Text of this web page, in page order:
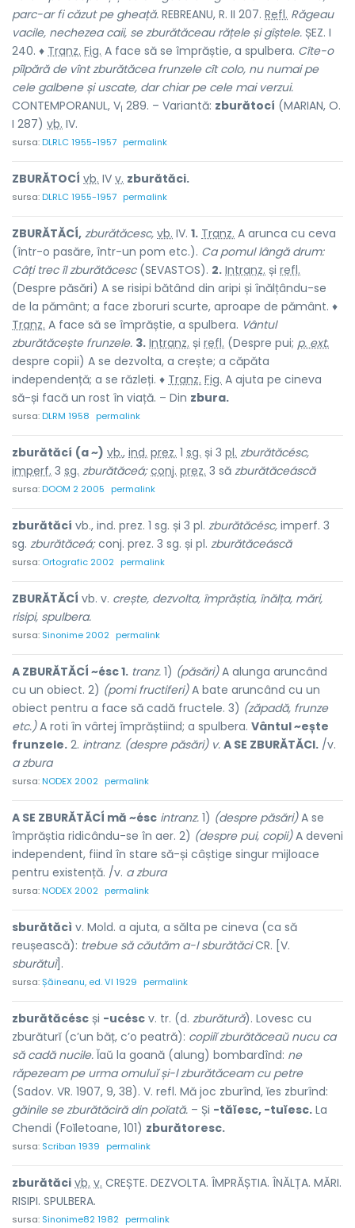
parc-ar fi căzut pe gheață. REBREANU, R. II 207. Refl. Răgeau
vacile, nechezea caii, se zburătăceau rățele și gîștele. ȘEZ. I
240. ♦ Tranz. Fig. A face să se împrăștie, a spulbera. Cîte-o
pîlpără de vînt zburătăcea frunzele cît colo, nu numai pe
cele galbene și uscate, dar chiar pe cele mai verzui.
CONTEMPORANUL, VI 289. – Variantă: zburătocí (MARIAN, O.
I 287) vb. IV.
sursa:DLRLC 1955-1957 permalink
ZBURĂTOCÍ vb. IV v. zburătăci.
sursa:DLRLC 1955-1957 permalink
ZBURĂTĂCÍ, zburătăcesc, vb. IV. 1. Tranz. A arunca cu ceva
(într-o pasăre, într-un pom etc.). Ca pomul lângă drum:
Câți trec îl zburătăcesc(SEVASTOS). 2. Intranz. și refl.
(Despre păsări) A se risipi bătând din aripi și înălțându-se
de la pământ; a face zboruri scurte, aproape de pământ. ♦
Tranz. A face să se împrăștie, a spulbera. Vântul
zburătăcește frunzele. 3. Intranz. și refl. (Despre pui; p. ext.
despre copii) A se dezvolta, a crește; a căpăta
independență; a se răzleți. ♦ Tranz. Fig. A ajuta pe cineva
să-și facă un rost în viață. – Din zbura.
sursa:DLRM 1958 permalink
zburătăcí (a ~) vb., ind. prez. 1 sg. și 3 pl. zburătăcésc,
imperf. 3 sg. zburătăceá; conj. prez. 3 să zburătăceáscă
sursa:DOOM 2 2005 permalink
zburătăcí vb., ind. prez. 1 sg. și 3 pl. zburătăcésc, imperf. 3
sg. zburătăceá;conj. prez. 3 sg. și pl. zburătăceáscă
sursa: Ortografic 2002 permalink
ZBURĂTĂCÍ vb. v. crește, dezvolta, împrăștia, înălța, mări,
risipi, spulbera.
sursa: Sinonime 2002 permalink
A ZBURĂTĂCÍ ~ésc 1. tranz. 1) (păsări)A alunga aruncând
cu un obiect. 2) (pomi fructiferi)A bate aruncând cu un
obiect pentru a face să cadă fructele. 3) (zăpadă, frunze
etc.)A roti în vârtej împrăștiind; a spulbera. Vântul ~ește
frunzele. 2. intranz. (despre păsări) v. A SE ZBURĂTĂCI. /v.
a zbura
sursa:NODEX 2002 permalink
A SE ZBURĂTĂCÍ mă ~ésc intranz. 1) (despre păsări)A se
împrăștia ridicându-se în aer. 2) (despre pui, copii)A deveni
independent, fiind în stare să-și câștige singur mijloace
pentru existență. /v. a zbura
sursa:NODEX 2002 permalink
sburătăcì v. Mold. a ajuta, a sălta pe cineva (ca să
reușească): trebue să căutăm a-l sburătăciCR. [V.
sburătuì].
sursa:Șăineanu, ed. VI 1929 permalink
zburătăcésc și -ucésc v. tr. (d. zburătură). Lovesc cu
zburăturĭ (c’un băț, c’o peatră): copiiĭ zburătăceaŭ nucu ca
să cadă nucile. Ĭaŭ la goană (alung) bombardînd: ne
răpezeam pe urma omuluĭ și-l zburătăceam cu petre
(Sadov. VR. 1907, 9, 38). V. refl. Mă joc zburînd, ĭes zburînd:
găinile se zburătăciră din poĭată. – Și -tăĭesc, -tuĭesc. La
Chendi (Foĭletoane, 101) zburătoresc.
sursa: Scriban 1939 permalink
zburătăci vb. v. CREȘTE. DEZVOLTA. ÎMPRĂȘTIA. ÎNĂLȚA. MĂRI.
RISIPI. SPULBERA.
sursa: Sinonime82 1982 permalink